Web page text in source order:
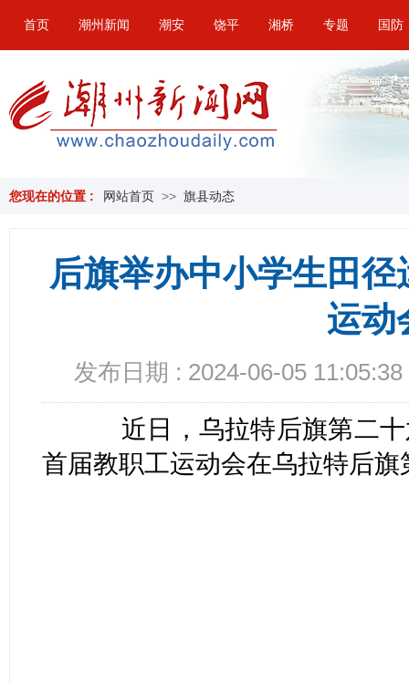
首页 潮州新闻 潮安 饶平 湘桥 专题 国防
您现在的位置 : 网站首页 >> 旗县动态
后旗举办中小学生田
运动
发布日期 : 2024-06-05 11:05:38
近日，乌拉特后旗第二十
首届教职工运动会在乌拉特后